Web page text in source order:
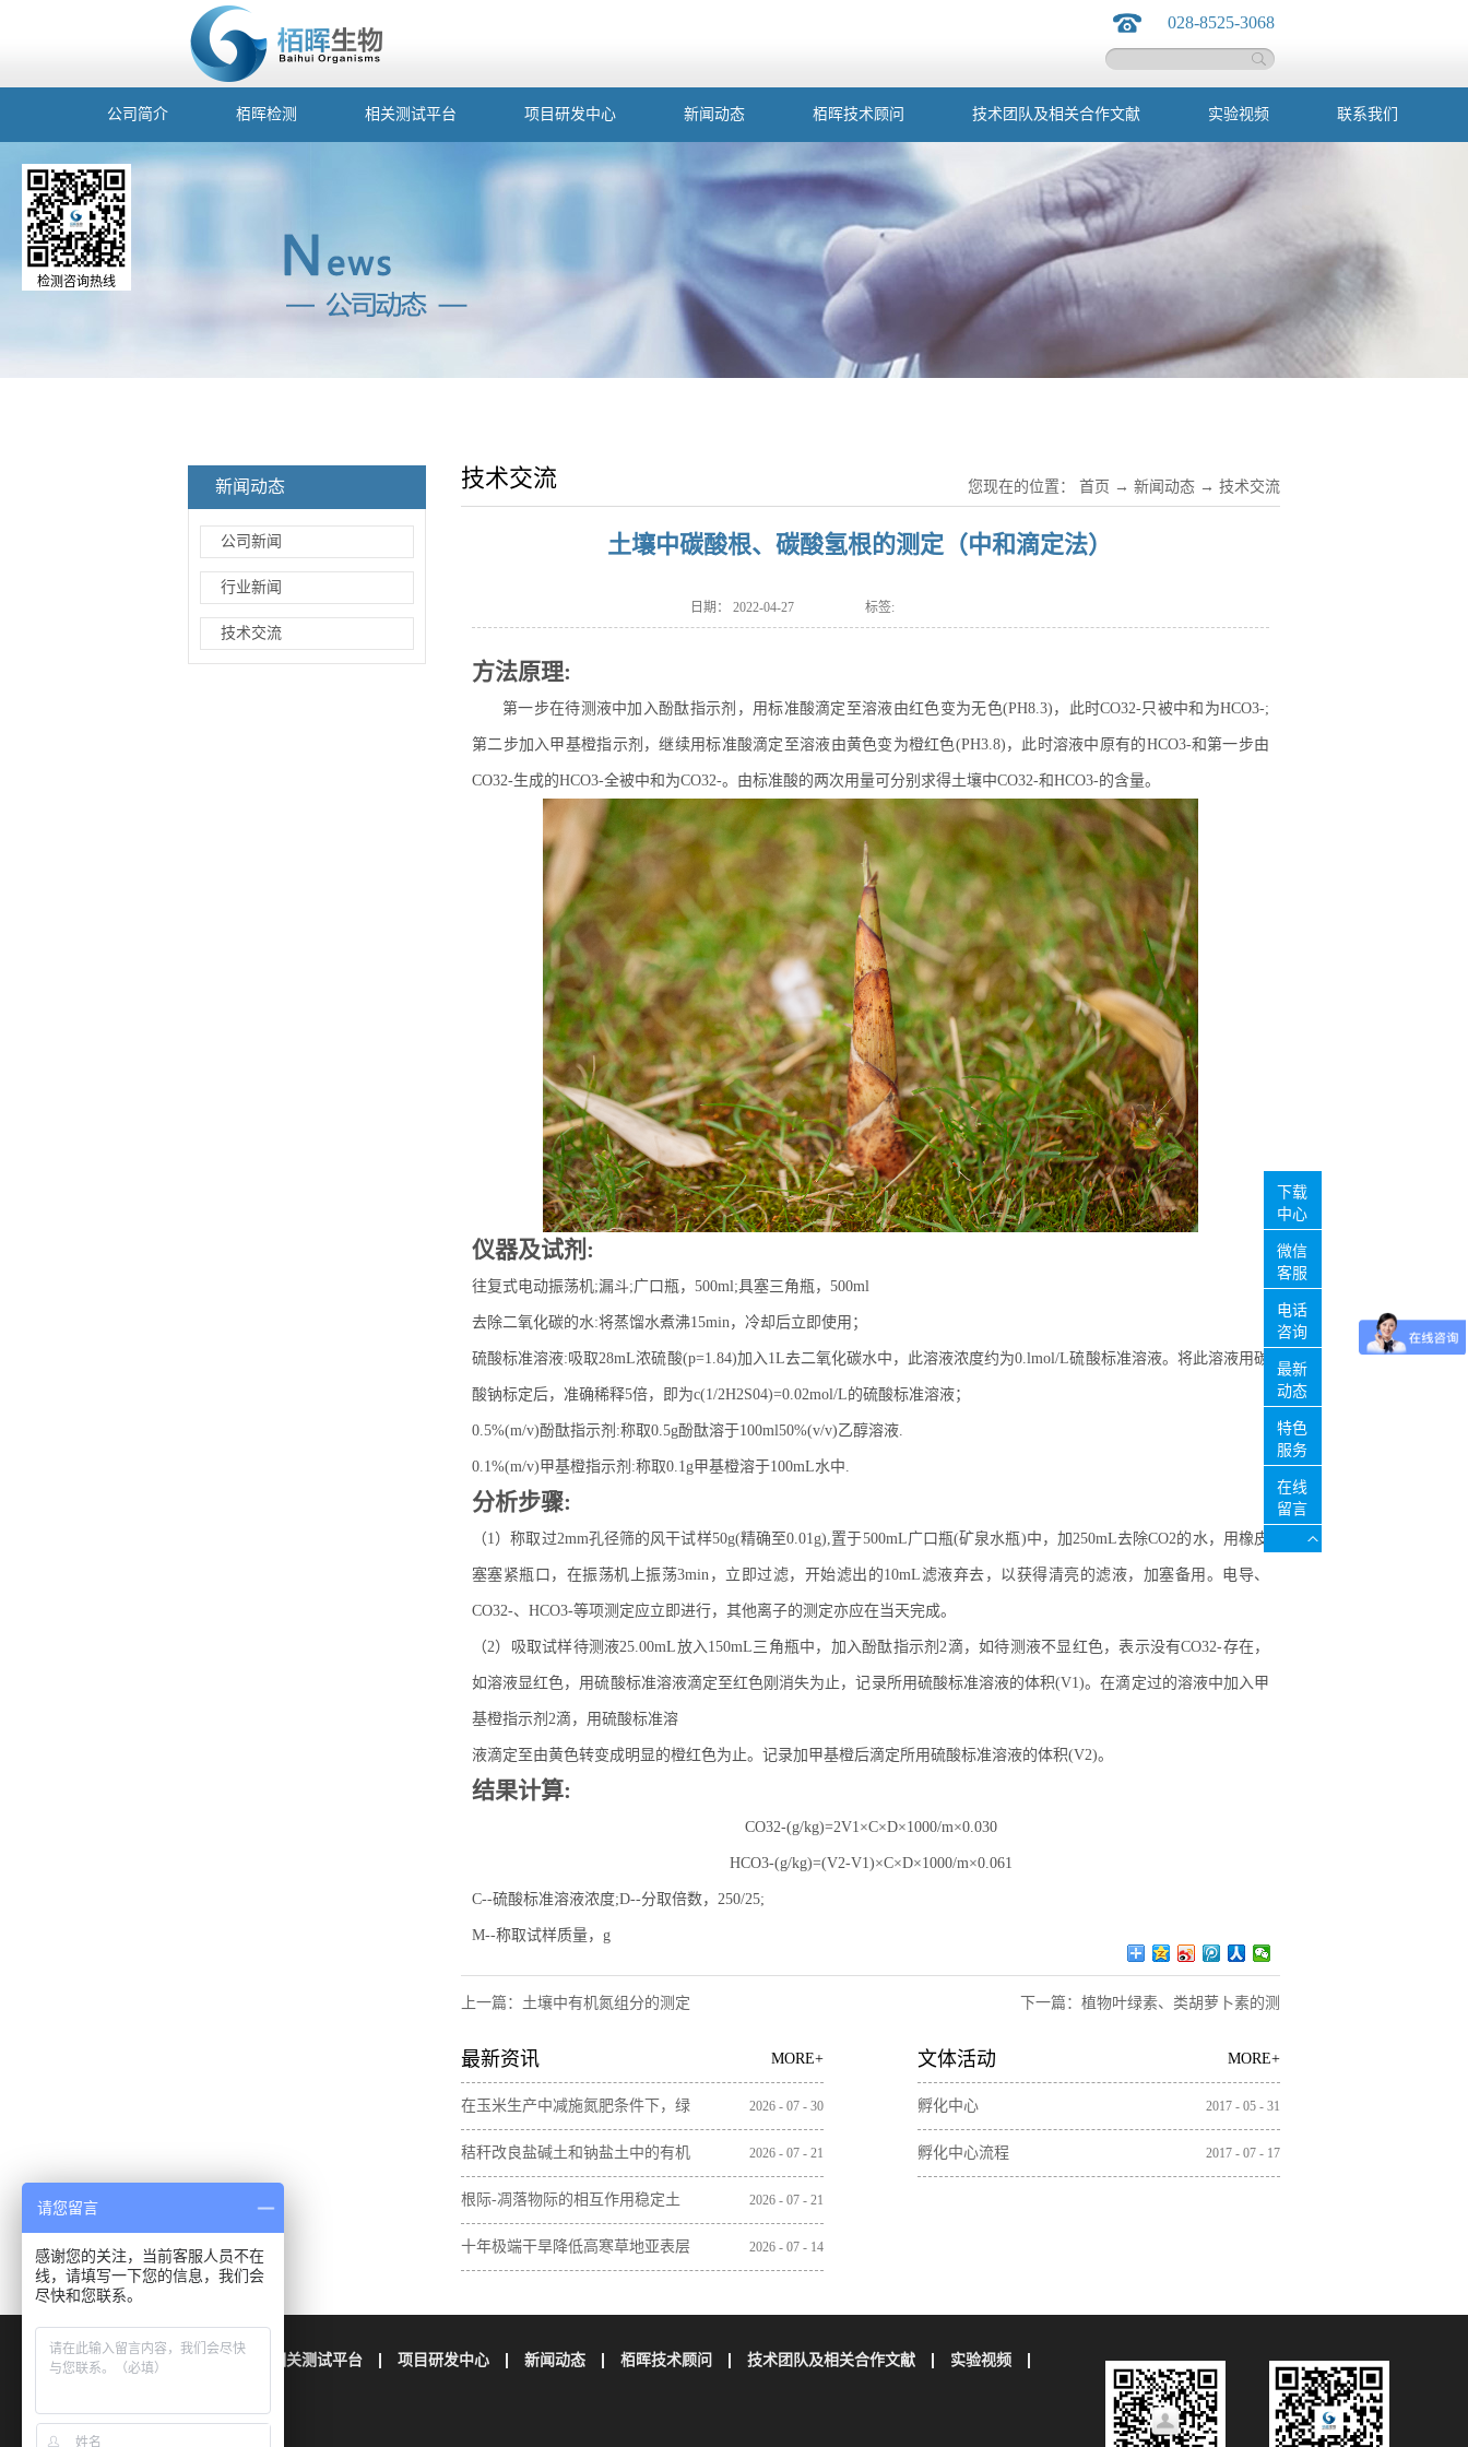
028-8525-3068
公司简介 栢晖检测 相关测试平台 项目研发中心 新闻动态 栢晖技术顾问 技术团队及相关合作文献 实验视频 联系我们
新闻动态
公司新闻
行业新闻
技术交流
技术交流 您现在的位置： 首页 → 新闻动态 → 技术交流
土壤中碳酸根、碳酸氢根的测定（中和滴定法）
日期： 2022-04-27 标签:
方法原理:
第一步在待测液中加入酚酞指示剂，用标准酸滴定至溶液由红色变为无色(PH8.3)，此时CO32-只被中和为HCO3-;
第二步加入甲基橙指示剂，继续用标准酸滴定至溶液由黄色变为橙红色(PH3.8)，此时溶液中原有的HCO3-和第一步由
CO32-生成的HCO3-全被中和为CO32-。由标准酸的两次用量可分别求得土壤中CO32-和HCO3-的含量。
仪器及试剂:
往复式电动振荡机;漏斗;广口瓶，500ml;具塞三角瓶，500ml
去除二氧化碳的水:将蒸馏水煮沸15min，冷却后立即使用；
硫酸标准溶液:吸取28mL浓硫酸(p=1.84)加入1L去二氧化碳水中，此溶液浓度约为0.lmol/L硫酸标准溶液。将此溶液用碳
酸钠标定后，准确稀释5倍，即为c(1/2H2S04)=0.02mol/L的硫酸标准溶液；
0.5%(m/v)酚酞指示剂:称取0.5g酚酞溶于100ml50%(v/v)乙醇溶液.
0.1%(m/v)甲基橙指示剂:称取0.1g甲基橙溶于100mL水中.
分析步骤:
（1）称取过2mm孔径筛的风干试样50g(精确至0.01g),置于500mL广口瓶(矿泉水瓶)中，加250mL去除CO2的水，用橡皮
塞塞紧瓶口，在振荡机上振荡3min，立即过滤，开始滤出的10mL滤液弃去，以获得清亮的滤液，加塞备用。电导、
CO32-、HCO3-等项测定应立即进行，其他离子的测定亦应在当天完成。
（2）吸取试样待测液25.00mL放入150mL三角瓶中，加入酚酞指示剂2滴，如待测液不显红色，表示没有CO32-存在，
如溶液显红色，用硫酸标准溶液滴定至红色刚消失为止，记录所用硫酸标准溶液的体积(V1)。在滴定过的溶液中加入甲
基橙指示剂2滴，用硫酸标准溶
液滴定至由黄色转变成明显的橙红色为止。记录加甲基橙后滴定所用硫酸标准溶液的体积(V2)。
结果计算:
CO32-(g/kg)=2V1×C×D×1000/m×0.030
HCO3-(g/kg)=(V2-V1)×C×D×1000/m×0.061
C--硫酸标准溶液浓度;D--分取倍数，250/25;
M--称取试样质量，g
上一篇： 土壤中有机氮组分的测定 下一篇： 植物叶绿素、类胡萝卜素的测
最新资讯 MORE+
在玉米生产中减施氮肥条件下，绿
肥间作增加土壤微生物残体和木质
素含量
2026 - 07 - 30
秸秆改良盐碱土和钠盐土中的有机
与无机碳损失
2026 - 07 - 21
根际-凋落物际的相互作用稳定土
壤碳取决于植物凋落物的特性
2026 - 07 - 21
十年极端干旱降低高寒草地亚表层 2026 - 07 - 14
文体活动 MORE+
孵化中心 2017 - 05 - 31
孵化中心流程 2017 - 07 - 17
公司简介 相关测试平台 项目研发中心 新闻动态 栢晖技术顾问 技术团队及相关合作文献
实验视频
下载
中心
微信
客服
电话
咨询
最新
动态
特色
服务
在线
留言
检测咨询热线
请您留言
感谢您的关注，当前客服人员不在
线，请填写一下您的信息，我们会
尽快和您联系。